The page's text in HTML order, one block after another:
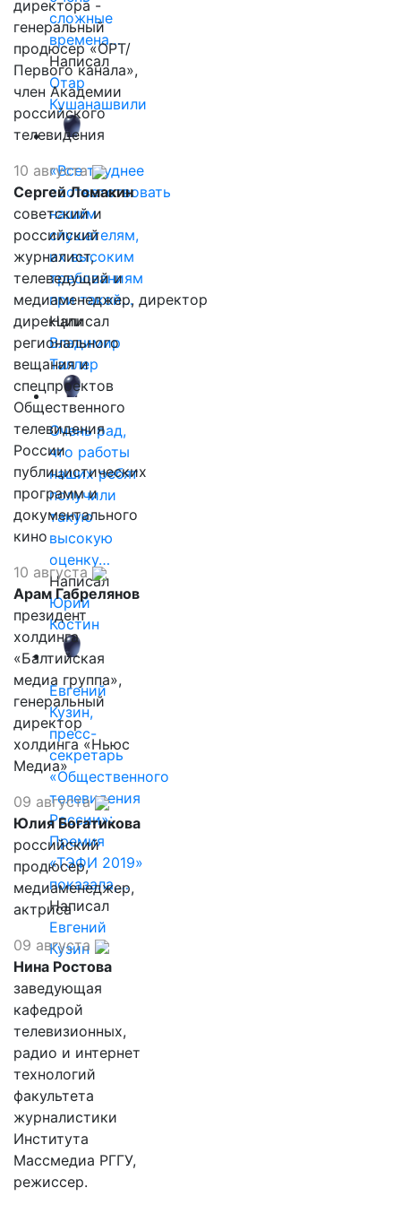
сложные
времена…
Написал
Отар
Кушанашвили
«Все труднее
соответствовать
нашим
слушателям,
их высоким
требованиям
при такой…
Написал
Владимир
Таллер
Очень рад,
что работы
наших ребят
получили
такую
высокую
оценку…
Написал
Юрий
Костин
Евгений
Кузин,
пресс-
секретарь
«Общественного
телевидения
России»:
Премия
«ТЭФИ 2019»
показала,…
Написал
Евгений
Кузин
директора -
генеральный
продюсер «ОРТ/
Первого канала»,
член Академии
российского
телевидения
10 августа
Сергей Ломакин
советский и
российский
журналист,
телеведущий и
медиаменеджер, директор
дирекции
регионального
вещания и
спецпроектов
Общественного
телевидения
России
публицистических
программ и
документального
кино
10 августа
Арам Габрелянов
президент
холдинга
«Балтийская
медиа группа»,
генеральный
директор
холдинга «Ньюс
Медиа»
09 августа
Юлия Богатикова
российский
продюсер,
медиаменеджер,
актриса
09 августа
Нина Ростова
заведующая
кафедрой
телевизионных,
радио и интернет
технологий
факультета
журналистики
Института
Массмедиа РГГУ,
режиссер.